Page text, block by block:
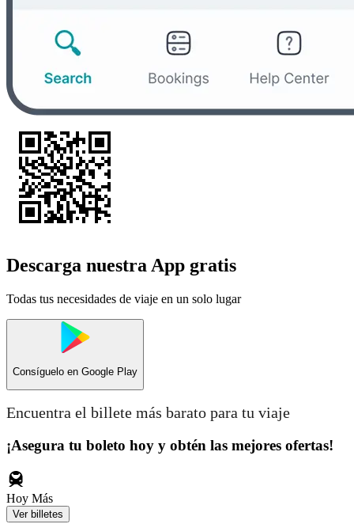
Descarga nuestra App gratis
Todas tus necesidades de viaje en un solo lugar
Consíguelo en Google Play
Encuentra el billete más barato para tu viaje
¡Asegura tu boleto hoy y obtén las mejores ofertas!
Hoy Más
Ver billetes